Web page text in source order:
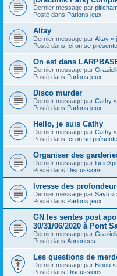
Dernier message par
Posté dans Parlons jeux
Altay
Dernier message par Altay «
Posté dans Ici on se présente
On est dans
Dernier message par
Posté dans Parlons jeux
Disco murder
Dernier message par Cathy «
Posté dans Parlons jeux
Hello, je suis Cathy
Dernier message par Cathy «
Posté dans Ici on se présente
Organiser des
Dernier message par
Posté dans Discussions
Ivresse des
Dernier message par Sayu «
Posté dans Parlons jeux
GN les sentes post
30/31/06/2020 à Pont
Dernier message par
Posté dans Annonces
Les questions de
Dernier message par Binou «
Posté dans Discussions